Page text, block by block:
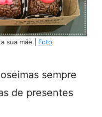
sua mãe | Foto
sempre
de presentes